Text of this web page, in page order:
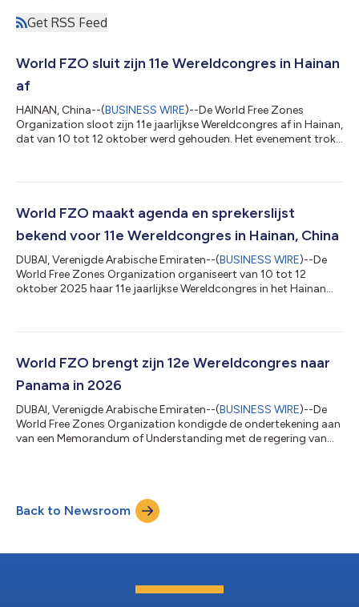
Get RSS Feed
World FZO sluit zijn 11e Wereldcongres in Hainan
af
HAINAN, China--(BUSINESS WIRE)--De World Free Zones
Organization sloot zijn 11e jaarlijkse Wereldcongres af in Hainan,
dat van 10 tot 12 oktober werd gehouden. Het evenement trok
van internationale economische en handelsorganisaties. Op de
waarin een reeks strategische resoluties werd aangenomen die
World FZO maakt agenda en sprekerslijst
bekend voor 11e Wereldcongres in Hainan, China
DUBAI, Verenigde Arabische Emiraten--(BUSINESS WIRE)--De
World Free Zones Organization organiseert van 10 tot 12
oktober 2025 haar 11e jaarlijkse Wereldcongres in het Hainan
Development (IEDB). Het congres, met als thema “Zones:
Innovation”, is de grootste en meest invloedrijke bijeenkomst in
zijn soort en biedt een dynamisch plat...
World FZO brengt zijn 12e Wereldcongres naar
Panama in 2026
DUBAI, Verenigde Arabische Emiraten--(BUSINESS WIRE)--De
World Free Zones Organization kondigde de ondertekening aan
van een Memorandum of Understanding met de regering van
ondertekend door Zijne Excellentie Dr. Mohammed AlZarooni,
voorzitter van de World FZO, en Zijne Excellentie Julio Molto',
minister van Handel en Industrie v...
Back to Newsroom